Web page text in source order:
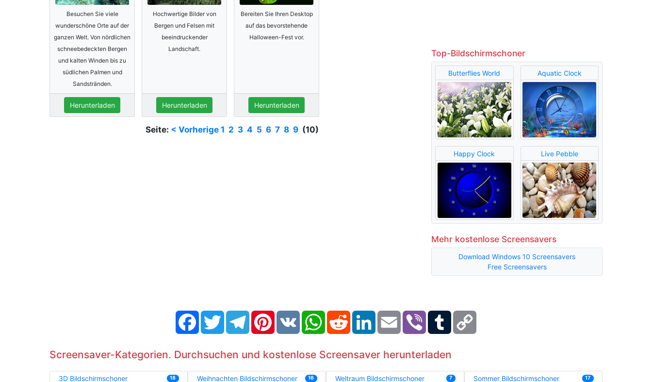
Besuchen Sie viele
wunderschöne Orte auf der
ganzen Welt. Von nördlichen
schneebedeckten Bergen
und kalten Winden bis zu
südlichen Palmen und
Sandstränden.
Herunterladen
Hochwertige Bilder von
Bergen und Felsen mit
beeindruckender
Landschaft.
Herunterladen
Bereiten Sie Ihren Desktop
auf das bevorstehende
Halloween-Fest vor.
Herunterladen
Seite: < Vorherige 1 2 3 4 5 6 7 8 9(10)
Top-Bildschirmschoner
Butterflies World Aquatic Clock
Happy Clock Live Pebble
Mehr kostenlose Screensavers
Download Windows 10 Screensavers
Free Screensavers
FacebookTwitter TelegramPinterestVK WhatsAppReddit LinkedIn Email Viber Tumblr
Screensaver-Kategorien. Durchsuchen und kostenlose Screensaver herunterladen
3D Bildschirmschoner 18 Weihnachten Bildschirmschoner 16 Weltraum Bildschirmschoner 7 Sommer Bildschirmschoner 17